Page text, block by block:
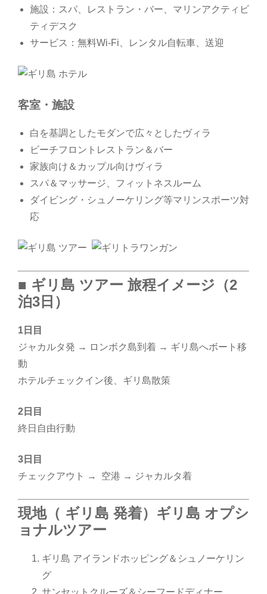
施設：スパ、レストラン・バー、マリンアクティビ
ティデスク
サービス：無料Wi-Fi、レンタル自転車、送迎
客室・施設
白を基調としたモダンで広々としたヴィラ
ビーチフロントレストラン＆バー
家族向け＆カップル向けヴィラ
スパ＆マッサージ、フィットネスルーム
ダイビング・シュノーケリング等マリンスポーツ対
応
■ ギリ島 ツアー 旅程イメージ（2
泊3日）
1日目
ジャカルタ発 → ロンボク島到着 → ギリ島へボート移
動
ホテルチェックイン後、ギリ島散策
2日目
終日自由行動
3日目
チェックアウト → 空港 → ジャカルタ着
現地（ ギリ島 発着）ギリ島 オプシ
ョナルツアー
ギリ島 アイランドホッピング＆シュノーケリン
グ
サンセットクルーズ＆シーフードディナー